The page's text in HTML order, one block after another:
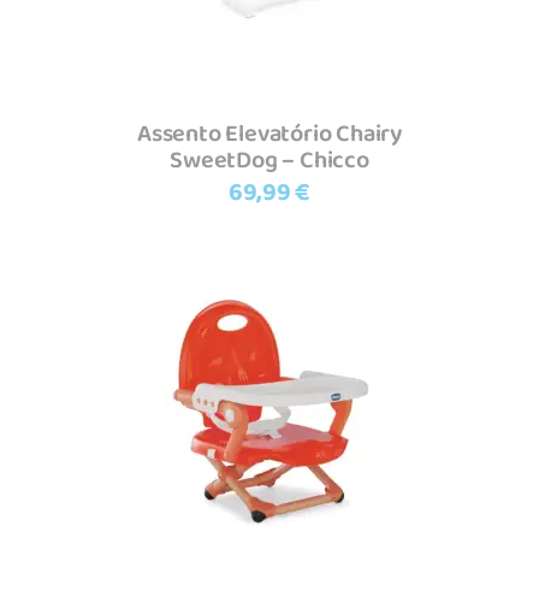
Assento Elevatório Chairy
SweetDog – Chicco
69,99€
Adicionar